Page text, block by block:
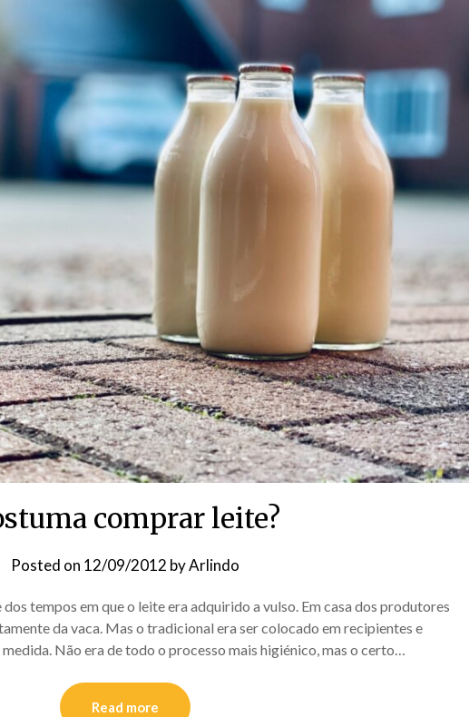
comprar leite?
Posted on 12/09/2012 byArlindo
tempos em que o leite era adquirido a vulso. Em casa dos produtores
da vaca. Mas o tradicional era ser colocado em recipientes e
Não era de todo o processo mais higiénico, mas o certo…
Read more